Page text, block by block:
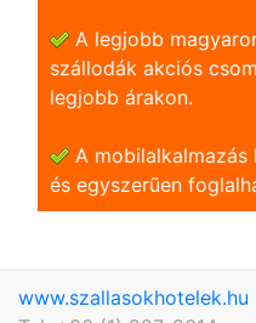
A legjobb
szállodák akciós
legjobb árakon.
A
és egyszerũen
www.szallasokhotelek.hu